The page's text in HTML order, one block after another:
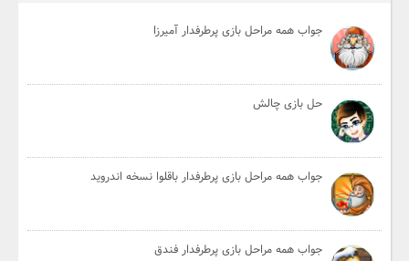
جواب همه مراحل بازی پرطرفدار آمیرزا
حل بازی چالش
جواب همه مراحل بازی پرطرفدار باقلوا نسخه اندروید
جواب همه مراحل بازی پرطرفدار فندق